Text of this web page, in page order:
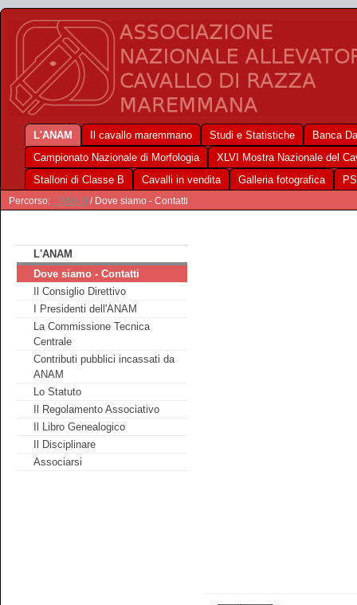
L'ANAM Il cavallo maremmano Studi e Statistiche
Banca
Campionato Nazionale di Morfologia
XLVI Mostra Nazionale del
Stalloni di Classe B
Cavalli in vendita Galleria fotografica
Percorso: L'ANAM / Dove siamo - Contatti
L'ANAM
Dove siamo - Contatti
Il Consiglio Direttivo
I Presidenti dell'ANAM
La Commissione Tecnica
Centrale
Contributi pubblici incassati da
ANAM
Lo Statuto
Il Regolamento Associativo
Il Libro Genealogico
Il Disciplinare
Associarsi